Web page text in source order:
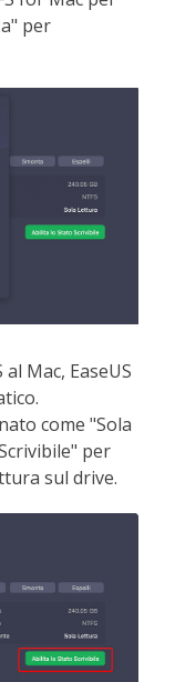
per
Mac, EaseUS
come "Sola
per
sul drive.